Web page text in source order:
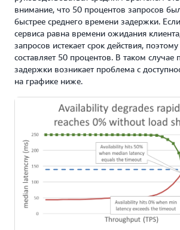
внимание, что 50 процентов запросов
быстрее среднего времени задержки.
сервиса равна времени ожидания
запросов истекает срок действия, поэтому
составляет 50 процентов. В таком
задержки возникает проблема с
на графике ниже.